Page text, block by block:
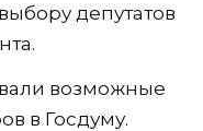
депутатов
возможные
в Госдуму.